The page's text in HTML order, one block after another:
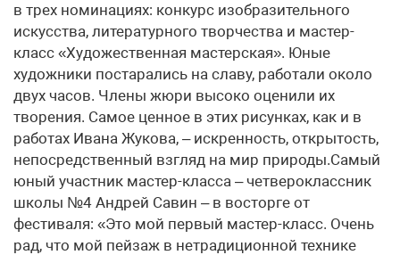
в трех номинациях: конкурс изобразительного
искусства, литературного творчества и мастер-
класс «Художественная мастерская». Юные
художники постарались на славу, работали около
двух часов. Члены жюри высоко оценили их
творения. Самое ценное в этих рисунках, как и в
работах Ивана Жукова, – искренность, открытость,
непосредственный взгляд на мир природы.Самый
юный участник мастер-класса – четвероклассник
школы №4 Андрей Савин – в восторге от
фестиваля: «Это мой первый мастер-класс. Очень
рад, что мой пейзаж в нетрадиционной технике